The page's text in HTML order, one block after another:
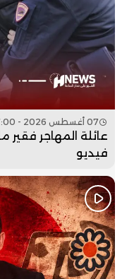
07 أغسطس 2026 - 17:00
عائلة المهاجر فقير
فيديو